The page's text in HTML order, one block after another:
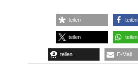
teilen teilen
teilen teilen
teilen E-Mail